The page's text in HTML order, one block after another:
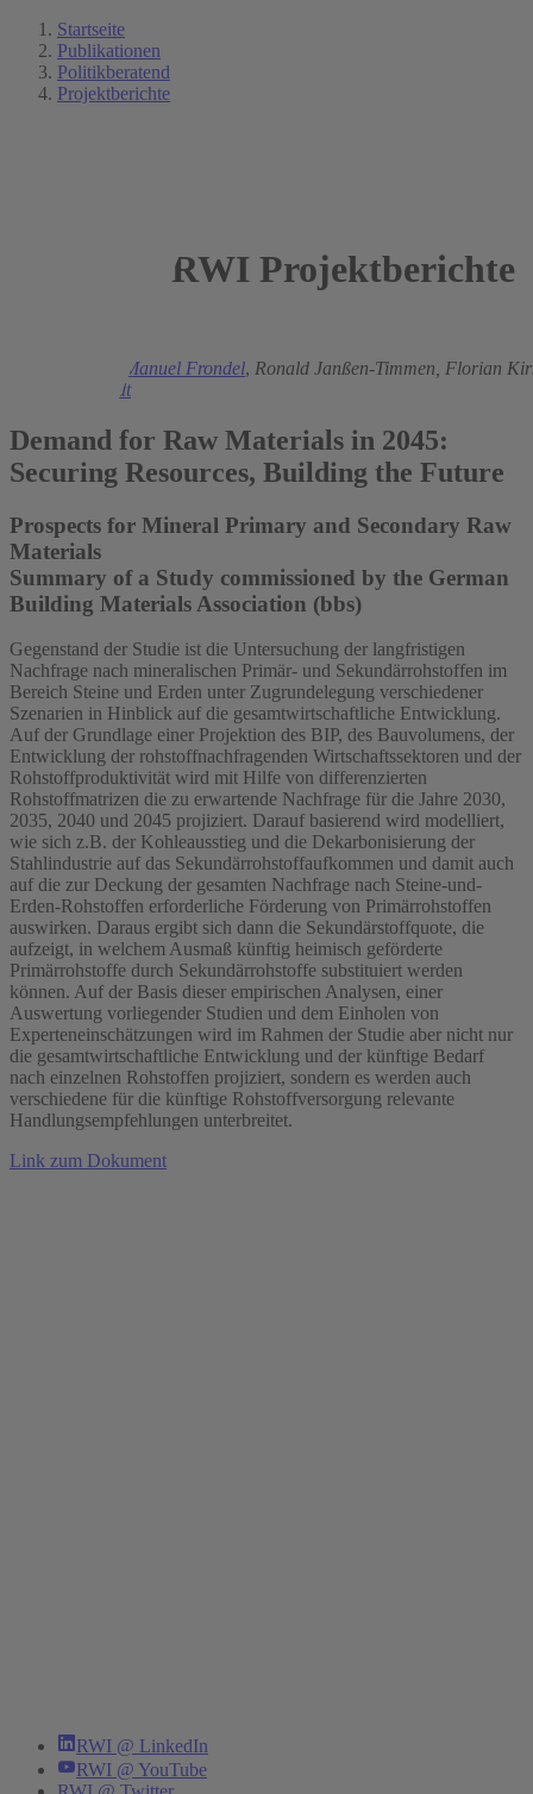
Startseite
Publikationen
Politikberatend
Projektberichte
RWI Projektberichte
Manuel Frondel, Ronald Janßen-Timmen, Florian
Torsten Schmidt
Demand for Raw Materials in 2045:
Securing Resources, Building the Future
Prospects for Mineral Primary and Secondary Raw
Materials
Summary of a Study commissioned by the German
Building Materials Association (bbs)
Gegenstand der Studie ist die Untersuchung der langfristigen
Nachfrage nach mineralischen Primär- und Sekundärrohstoffen im
Bereich Steine und Erden unter Zugrundelegung verschiedener
Szenarien in Hinblick auf die gesamtwirtschaftliche Entwicklung.
Auf der Grundlage einer Projektion des BIP, des Bauvolumens, der
Entwicklung der rohstoffnachfragenden Wirtschaftssektoren und der
Rohstoffproduktivität wird mit Hilfe von differenzierten
Rohstoffmatrizen die zu erwartende Nachfrage für die Jahre 2030,
2035, 2040 und 2045 projiziert. Darauf basierend wird modelliert,
wie sich z.B. der Kohleausstieg und die Dekarbonisierung der
Stahlindustrie auf das Sekundärrohstoffaufkommen und damit auch
auf die zur Deckung der gesamten Nachfrage nach Steine-und-
Erden-Rohstoffen erforderliche Förderung von Primärrohstoffen
auswirken. Daraus ergibt sich dann die Sekundärstoffquote, die
aufzeigt, in welchem Ausmaß künftig heimisch geförderte
Primärrohstoffe durch Sekundärrohstoffe substituiert werden
können. Auf der Basis dieser empirischen Analysen, einer
Auswertung vorliegender Studien und dem Einholen von
Experteneinschätzungen wird im Rahmen der Studie aber nicht nur
die gesamtwirtschaftliche Entwicklung und der künftige Bedarf
nach einzelnen Rohstoffen projiziert, sondern es werden auch
verschiedene für die künftige Rohstoffversorgung relevante
Handlungsempfehlungen unterbreitet.
Link zum Dokument
RWI @ LinkedIn
RWI @ YouTube